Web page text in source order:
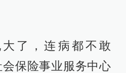
了，连病都不敢
保险事业服务中心